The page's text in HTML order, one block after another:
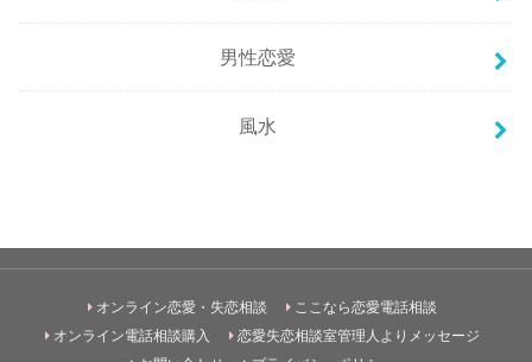
男性恋愛
風水
オンライン恋愛・失恋相談
ここなら恋愛電話相談
オンライン電話相談購入
恋愛失恋相談室管理人よりメッセージ